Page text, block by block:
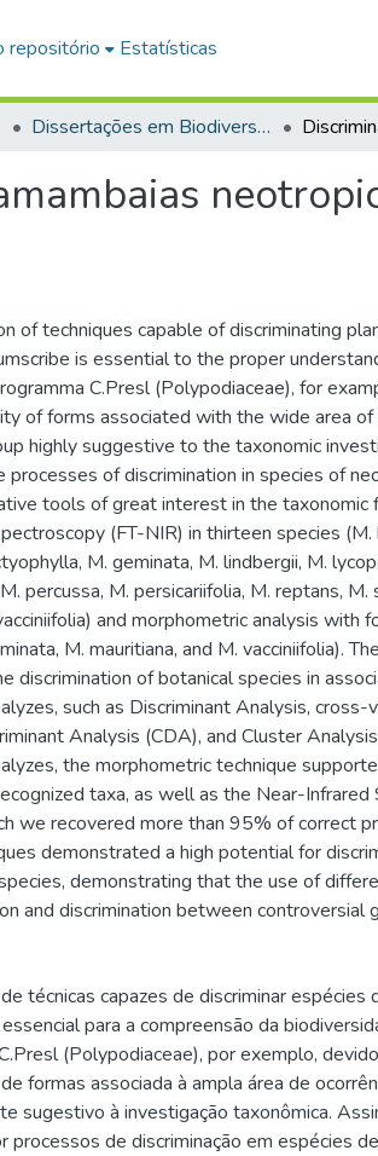
repositório Estatísticas
Dissertações em Biodiversidade (Mestrado)
of techniques capable of discriminating
is essential to the proper
C.Presl (Polypodiaceae), for
of forms associated with the wide area of
highly suggestive to the taxonomic
processes of discrimination in species of
tools of great interest in the taxonomic
(FT-NIR) in thirteen species (M.
M. geminata, M. lindbergii, M.
percussa, M. persicariifolia, M. reptans, M.
and morphometric analysis with
M. mauritiana, and M. vacciniifolia).
discrimination of botanical species in
such as Discriminant Analysis, cross-
Analysis (CDA), and Cluster
the morphometric technique
taxa, as well as the Near-Infrared
we recovered more than 95% of correct
demonstrated a high potential for
demonstrating that the use of
and discrimination between controversial
técnicas capazes de discriminar espécies
para a compreensão da
(Polypodiaceae), por exemplo,
formas associada à ampla área de
sugestivo à investigação taxonômica.
processos de discriminação em espécies